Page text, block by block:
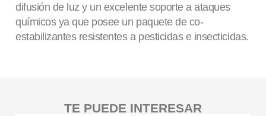
difusión de luz y un excelente soporte a ataques
químicos ya que posee un paquete de co-
estabilizantes resistentes a pesticidas e insecticidas.
TE PUEDE INTERESAR